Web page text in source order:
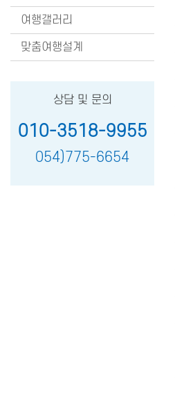
여행갤러리
맞춤여행설계
상담 및 문의
010-3518-9955
054)775-6654